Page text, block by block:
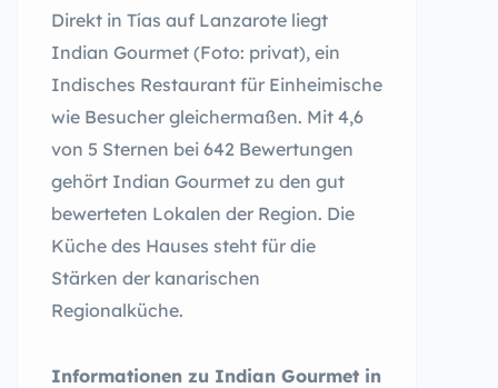
Direkt in Tías auf Lanzarote liegt
Indian Gourmet (Foto: privat), ein
Indisches Restaurant für Einheimische
wie Besucher gleichermaßen. Mit 4,6
von 5 Sternen bei 642 Bewertungen
gehört Indian Gourmet zu den gut
bewerteten Lokalen der Region. Die
Küche des Hauses steht für die
Stärken der kanarischen
Regionalküche.
Informationen zu Indian Gourmet in